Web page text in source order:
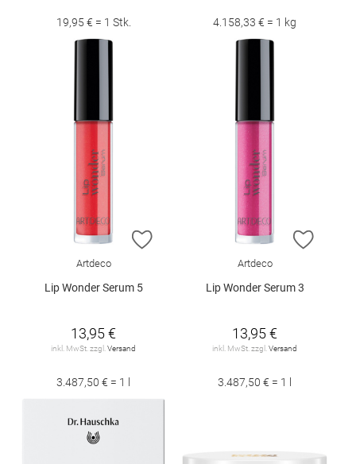
19,95 € = 1 Stk. 4.158,33 € = 1 kg
ZUR WUNSCHLISTE HINZUFÜGEN
Artdeco
Lip Wonder Serum 5
13,95 €
inkl. MwSt. zzgl. Versand
3.487,50 € = 1 l
ZUR
Artdeco
Lip Wonder Serum 3
13,95 €
inkl. MwSt. zzgl. Versand
3.487,50 € = 1 l